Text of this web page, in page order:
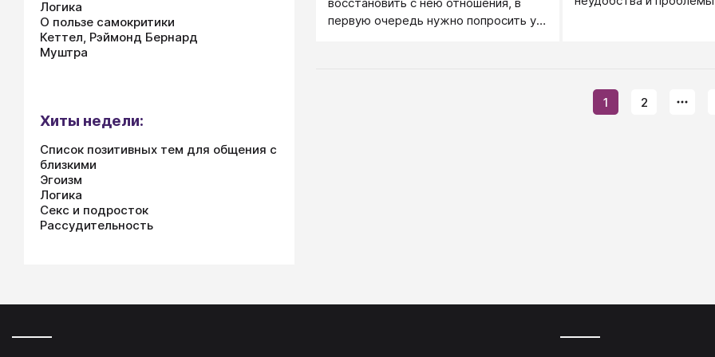
первую очередь нужно попросить у
1 2
Логика
О пользе самокритики
Кеттел, Рэймонд Бернард
Муштра
Хиты недели:
Список позитивных тем для общения с
близкими
Эгоизм
Логика
Секс и подросток
Рассудительность